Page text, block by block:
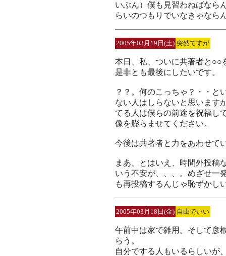
いぶん）僕も見習わねばなら
らいのつもりでいなきゃなら
2005年03月19日(土) 突然ですが
本日、私、ついに共著者と○○
是非とも最後にしたいです。
？？。何のこっちゃ？・・と
ない人はしらないと思います
てる人は僕らの前途を祝福し
像を膨らませてください。
今後は共著者と力をあわせて
まあ、とはいえ、時間外投稿
いう不安が、、、。めざせ一
も再投稿するんじゃ恥ずかし
2005年03月18日(金) 自由でいい
午前中は家で雑用。そして彦
らう。
自分でする人もいるらしいが